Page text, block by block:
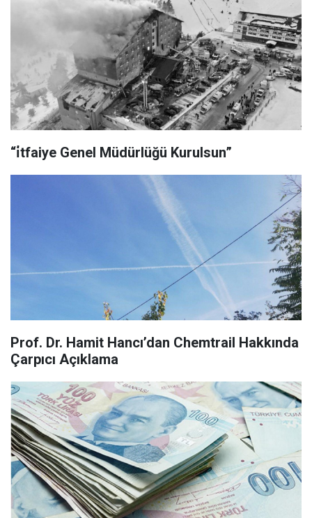
“i̇tfaiye Genel Müdürlüğü Kurulsun”
Prof. Dr. Hamit Hancı’dan Chemtrail Hakkında
Çarpıcı Açıklama